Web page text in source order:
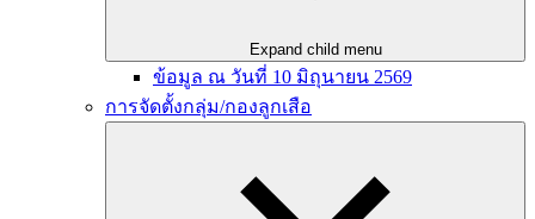
Expand child menu
ข้อมูล ณ วันที่ 10 มิถุนายน 2569
การจัดตั้งกลุ่ม/กองลูกเสือ